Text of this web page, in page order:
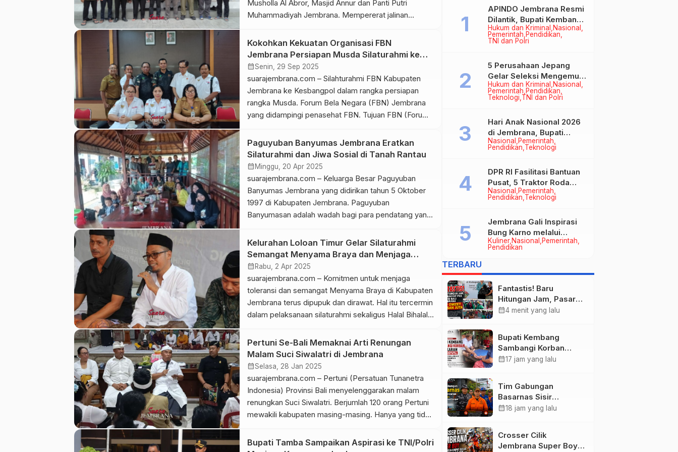
Musholla Al Abror, Masjid Annur dan Panti Putri
Muhammadiyah Jembrana. Mempererat jalinan
kemajuan umat Islam, Fastabhul Khoirot (berlomba-
lomba dalam jalan kebaikan), dan Ta’awaun (saling
tolong menolong. Ketua PDM Muhammadiyah
Jembrana, Edi Susilo, sampaikan, sangat bersyukur
atas kehadiran […]
Kokohkan Kekuatan Organisasi FBN
Jembrana Persiapan Musda Silaturahmi ke
Kesbangpol
calendar_monthSenin, 29 Sep 2025
suarajembrana.com – Silahturahmi FBN Kabupaten
Jembrana ke Kesbangpol dalam rangka persiapan
rangka Musda. Forum Bela Negara (FBN) Jembrana
yang didampingi penasehat FBN. Tujuan FBN (Forum
kesadaran, sikap, serta perilaku bela negara pada
warga negara Indonesia agar senantiasa cinta tanah
air, setia pada Pancasila dan UUD 1945, serta siap
melakukan […]
Paguyuban Banyumas Jembrana Eratkan
Silaturahmi dan Jiwa Sosial di Tanah Rantau
calendar_month Minggu, 20 Apr 2025
suarajembrana.com – Keluarga Besar Paguyuban
Banyumas Jembrana yang didirikan tahun 5 Oktober
1997 di Kabupaten Jembrana. Paguyuban
Banyumasan adalah wadah bagi para pendatang yang
Karesidenan Banyumas Raya yang meliputi wilayah
Cilacap hingga Banjarnegara. Seiring dengan
perkembangannya saat ini Paguyuban Banyumas di
Kabu Jembrana merupakan ajang silaturahmi.
“Ngapak ora […]
Kelurahan Loloan Timur Gelar Silaturahmi
Semangat Menyama Braya dan Menjaga
Toleransi Umat
calendar_month Rabu, 2 Apr 2025
suarajembrana.com – Komitmen untuk menjaga
toleransi dan semangat Menyama Braya di Kabupaten
Jembrana terus dipupuk dan dirawat. Hal itu tercermin
dalam pelaksanaan silaturahmi sekaligus Halal Bihalal
Kecamatan Jembrana, Selasa (1/4). Acara
berlangsung dalam suasana hangat hadir pula
sejumlah tokoh diantaranya anggota DPRD, Lurah
Loloan Barat dan […]
Pertuni Se-Bali Memaknai Arti Renungan
Malam Suci Siwalatri di Jembrana
calendar_monthSelasa, 28 Jan 2025
suarajembrana.com – Pertuni (Persatuan Tunanetra
Indonesia) Provinsi Bali menyelenggarakan malam
renungkan Suci Siwalatri. Berjumlah 120 orang Pertuni
mewakili kabupaten masing-masing. Hanya yang tidak
sebagai rasa kebersamaan dan ajang silaturahmi serta
Bupati Tamba Sampaikan Aspirasi ke TNI/Polri
Hukum dan Kriminal
Nasional
Pemerintah Pendidikan
TNI dan Polri
APINDO Jembrana Resmi
Dilantik, Bupati Kembang
Minta Pengusaha Jadi
Motor Penggerak
Hukum dan Kriminal
Nasional
Pemerintah Pendidikan
Teknologi TNI dan Polri
5 Perusahaan Jepang
Gelar Seleksi Mengemudi
di Jembrana, Buka
Peluang Kerja bagi Calon
Nasional
Pemerintah
Pendidikan Teknologi
Hari Anak Nasional 2026
di Jembrana, Bupati
Kembang Tegaskan
Pentingnya Karakter dan
Nasional
Pemerintah
Pendidikan Teknologi
DPR RI Fasilitasi Bantuan
Pusat, 5 Traktor Roda
Empat Resmi Perkuat
Mekanisasi Pertanian
Kuliner Nasional
Pemerintah
Pendidikan
Jembrana Gali Inspirasi
Bung Karno melalui
Lomba Cipta Menu
TERBARU
Fantastis! Baru
Hitungan Jam, Pasar
Rakyat PKK Provinsi
calendar_month4 menit yang lalu
Bupati Kembang
Sambangi Korban
Kebakaran di
Ringankan Beban
Warga
calendar_month17 jam yang lalu
Tim Gabungan
Basarnas Sisir
Pencarian Nelayan
calendar_month18 jam yang lalu
Crosser Cilik
Jembrana Super Boy